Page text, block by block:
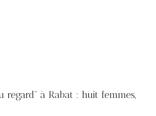
à Rabat : huit femmes,